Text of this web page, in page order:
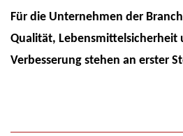
Für die Unternehmen der
Qualität,
Verbesserung stehen an erster